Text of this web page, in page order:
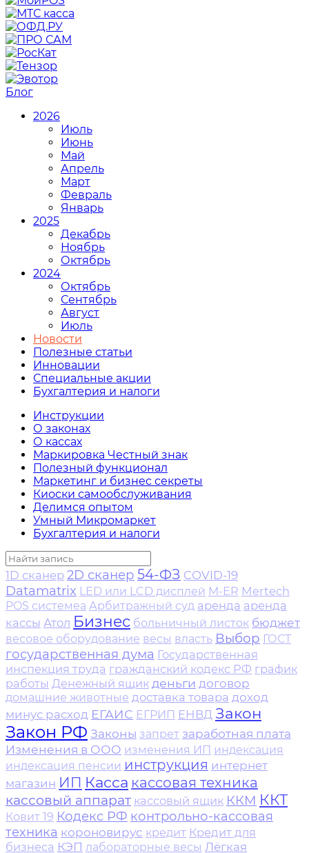
Блог
2026
Июль
Июнь
Май
Апрель
Март
Февраль
Январь
2025
Декабрь
Ноябрь
Октябрь
2024
Октябрь
Сентябрь
Август
Июль
Новости
Полезные статьи
Инновации
Специальные акции
Бухгалтерия и налоги
Инструкции
О законах
О кассах
Маркировка Честный знак
Полезный функционал
Маркетинг и бизнес секреты
Киоски самообслуживания
Делимся опытом
Умный Микромаркет
Бухгалтерия и налоги
1D сканер 2D сканер 54-ФЗ COVID-19
Datamatrix LED или LCD дисплей M-ER Mertech
POS системе​а Арбитражный суд аренда аренда
кассы Атол Бизнес больничный листок бюджет
весовое оборудование весы власть Выбор ГОСТ
государственная дума Государственная
инспекция труда гражданский кодекс РФ график
работы Денежный ящик деньги договор
домашние животные доставка товара доход
минус расход ЕГАИС ЕГРИП ЕНВД Закон
Закон РФ Законы запрет заработная плата
Изменения в ООО изменения ИП индексация
индексация пенсии инструкция интернет
магазин ИП Касса кассовая техника
кассовый аппарат кассовый ящик ККМ ККТ
Ковит 19 Кодекс РФ контрольно-кассовая
техника короновирус кредит Кредит для
бизнеса КЭП лабораторные весы Лёгкая